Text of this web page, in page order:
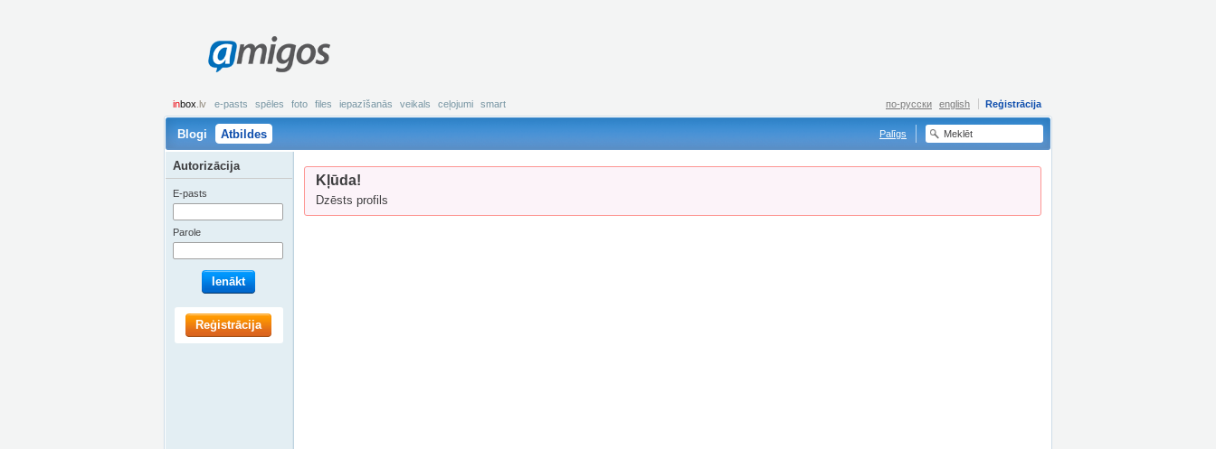
amigos
inbox .lv e-pasts spēles foto files iepazīšanās veikals ceļojumi smart Reģistrācija
по-русски english
Blogi Atbildes Palīgs
Kļūda!
Dzēsts profils
Autorizācija
E-pasts
Parole
Ienākt
Reģistrācija